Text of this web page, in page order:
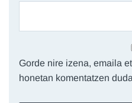
Gorde nire izena, emaila
honetan komentatzen